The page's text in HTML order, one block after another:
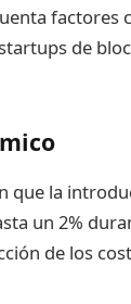
de
que la
un 2%
de los